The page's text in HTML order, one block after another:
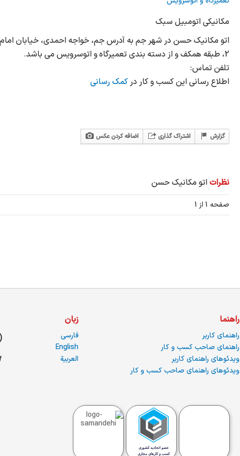
مکانیکی اتومبیل سبک
اتو مکانیک حسن در شهر جم به آدرس جم، خواجه احمدی، خیابان
2، طبقه همکف و از دسته بندی تعمیرگاه و اتوسرویس می باشد.
تلفن تماس:
اطلاع رسانی این کسب و کار درکمک رسانی
اضافه کردن عکس اشتراک گذاری گزارش
نظراتاتو مکانیک حسن
صفحه 1 از 1
راهنما
راهنمای کاربر
راهنمای صاحب کسب و کار
ویدئوهای راهنمای کاربر
ویدئوهای راهنمای صاحب کسب و کار
زبان
فارسی
English
العربية